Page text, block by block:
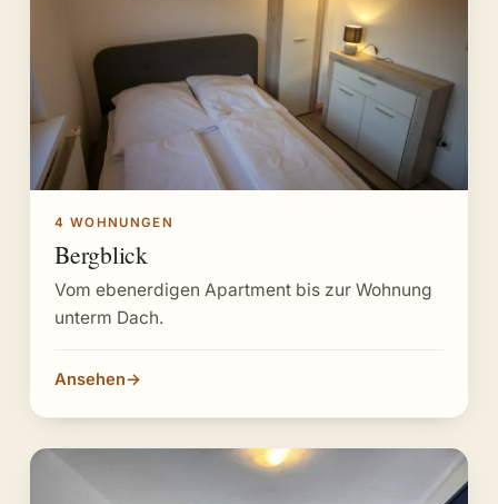
4 WOHNUNGEN
Bergblick
Vom ebenerdigen Apartment bis zur Wohnung
unterm Dach.
Ansehen→